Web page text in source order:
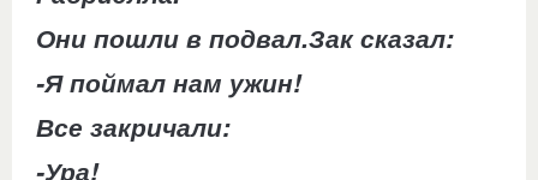
Они пошли в подвал.Зак сказал:
-Я поймал нам ужин!
Все закричали:
-Ура!